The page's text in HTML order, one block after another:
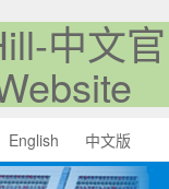
中文官
English 中文版